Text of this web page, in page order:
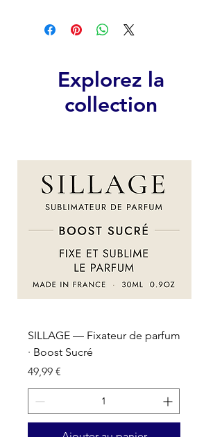
Explorez la
collection
SILLAGE — Fixateur de parfum
· Boost Sucré
Prix
49,99 €